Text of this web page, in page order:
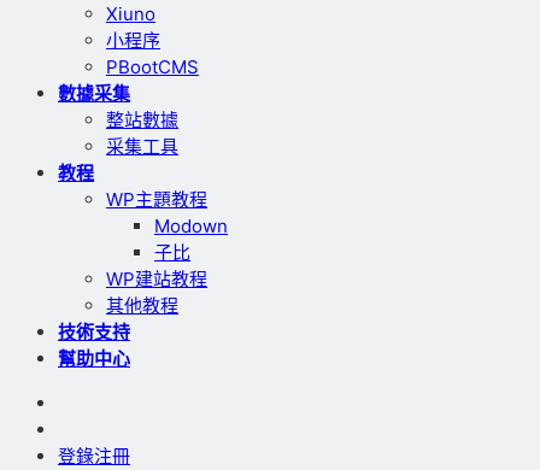
Xiuno
小程序
PBootCMS
數據采集
整站數據
采集工具
教程
WP主題教程
Modown
子比
WP建站教程
其他教程
技術支持
幫助中心
登錄注冊